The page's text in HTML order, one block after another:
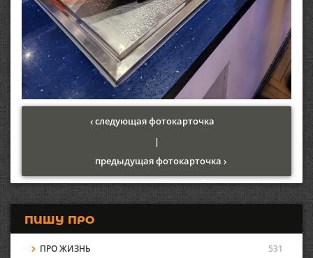
‹ следующая фотокарточка
|
предыдущая фотокарточка ›
ПИШУ ПРО
ПРО ЖИЗНЬ 531